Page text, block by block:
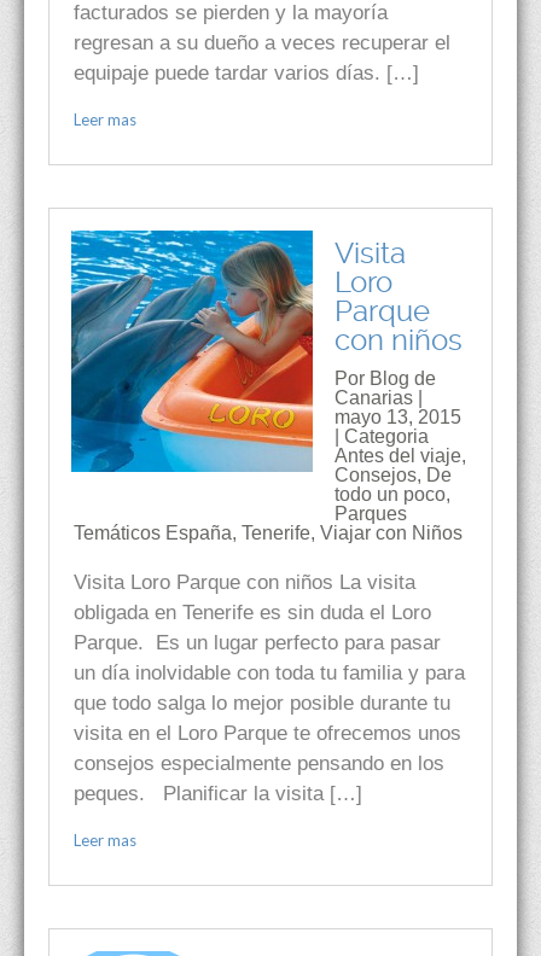
facturados se pierden y la mayoría
regresan a su dueño a veces recuperar el
equipaje puede tardar varios días. […]
Leer mas
Visita
Loro
Parque
con niños
Por Blog de
Canarias |
mayo 13, 2015
| Categoria
Antes del viaje,
Consejos, De
todo un poco,
Parques
Temáticos España, Tenerife, Viajar con Niños
Visita Loro Parque con niños La visita
obligada en Tenerife es sin duda el Loro
Parque. Es un lugar perfecto para pasar
un día inolvidable con toda tu familia y para
que todo salga lo mejor posible durante tu
visita en el Loro Parque te ofrecemos unos
consejos especialmente pensando en los
peques. Planificar la visita […]
Leer mas